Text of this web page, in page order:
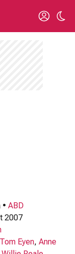
ABD
2007
Tom Eyen, Anne